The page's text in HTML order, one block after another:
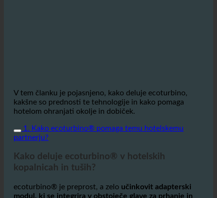
V tem članku je pojasnjeno, kako deluje ecoturbino,
kakšne so prednosti te tehnologije in kako pomaga
hotelom ohranjati okolje in dobiček.
1. Kako ecoturbino® pomaga temu hotelskemu
partnerju?
kopalnicah in tuših?